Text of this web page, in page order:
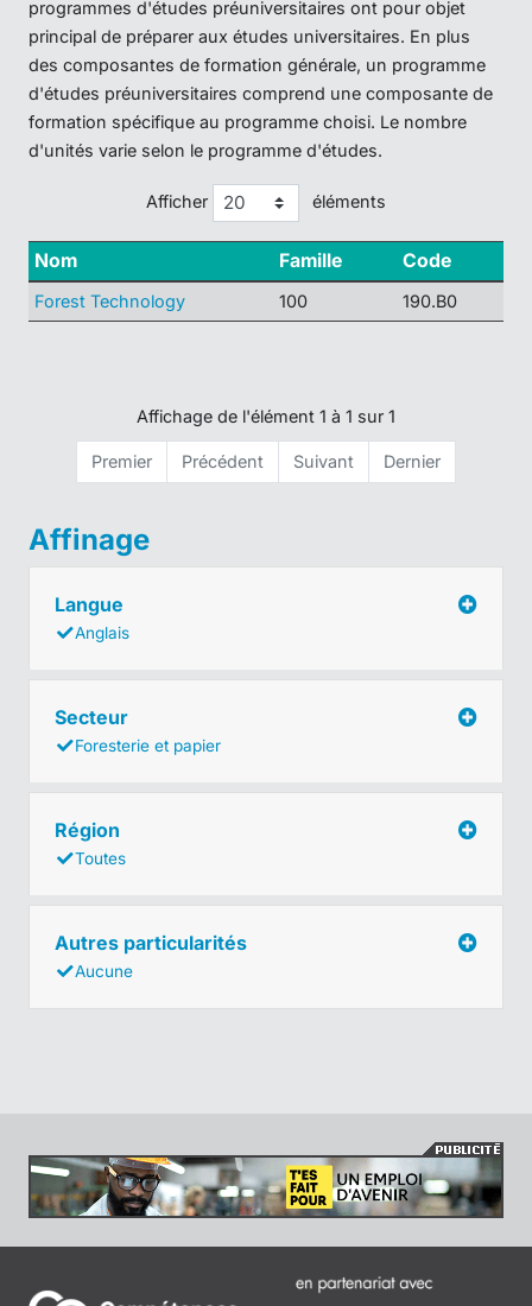
programmes d'études préuniversitaires ont pour objet
principal de préparer aux études universitaires. En plus
des composantes de formation générale, un programme
d'études préuniversitaires comprend une composante de
formation spécifique au programme choisi. Le nombre
d'unités varie selon le programme d'études.
Afficher éléments
Nom Famille Code
Forest Technology 100 190.B0
Affichage de l'élément 1 à 1 sur 1
Premier Précédent Suivant Dernier
Affinage
Langue
Anglais
Secteur
Foresterie et papier
Région
Toutes
Autres particularités
Aucune